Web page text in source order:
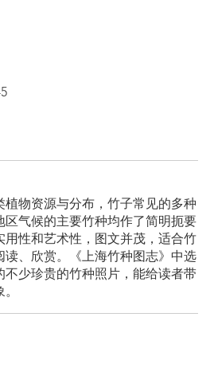
植物资源与分布，竹子常见的多种
区气候的主要竹种均作了简明扼要
用性和艺术性，图文并茂，适合竹
读、欣赏。《上海竹种图志》中选
不少珍贵的竹种照片，能给读者带